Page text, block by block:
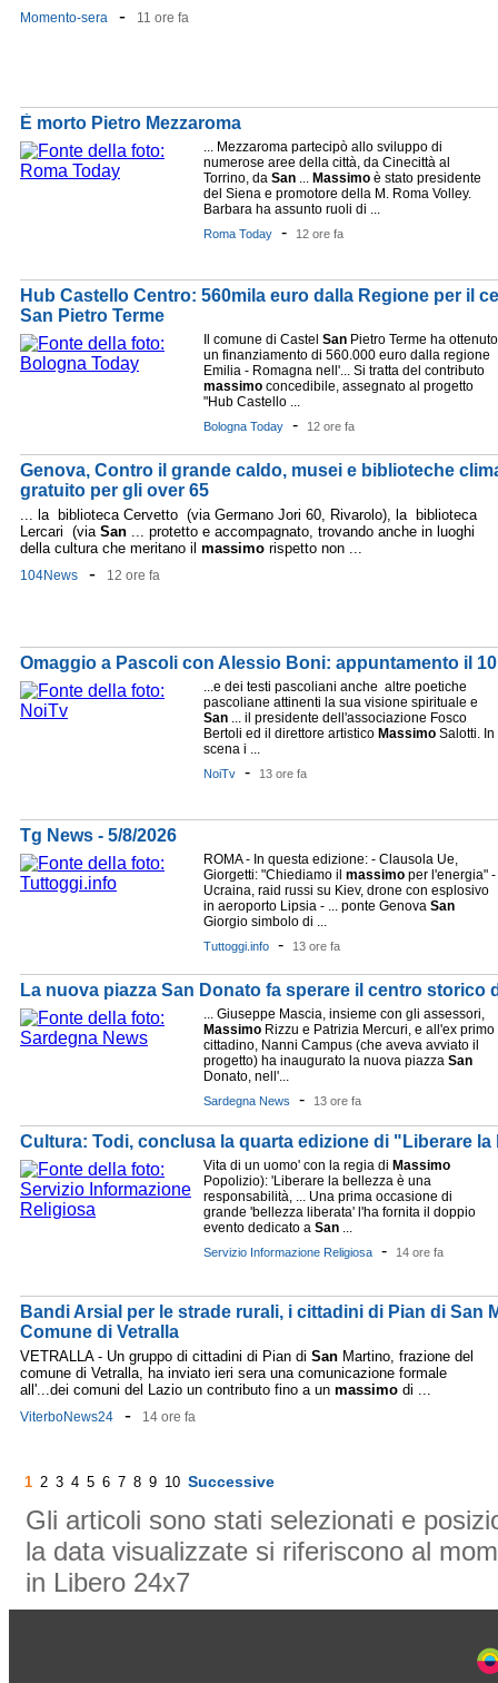
Momento-sera - 11 ore fa
È morto Pietro Mezzaroma
... Mezzaroma partecipò allo sviluppo di
numerose aree della città, da Cinecittà al
Torrino, da San ... Massimo è stato presidente
del Siena e promotore della M. Roma Volley.
Barbara ha assunto ruoli di ...
Roma Today - 12 ore fa
Hub Castello Centro: 560mila euro dalla Regione per il
San Pietro Terme
Il comune di Castel San Pietro Terme ha ottenuto
un finanziamento di 560.000 euro dalla regione
Emilia - Romagna nell'... Si tratta del contributo
massimo concedibile, assegnato al progetto
"Hub Castello ...
Bologna Today - 12 ore fa
Genova, Contro il grande caldo, musei e biblioteche
gratuito per gli over 65
... la biblioteca Cervetto (via Germano Jori 60, Rivarolo), la biblioteca
Lercari (via San ... protetto e accompagnato, trovando anche in luoghi
della cultura che meritano il massimo rispetto non ...
104News - 12 ore fa
Omaggio a Pascoli con Alessio Boni: appuntamento il
...e dei testi pascoliani anche altre poetiche
pascoliane attinenti la sua visione spirituale e
San ... il presidente dell'associazione Fosco
Bertoli ed il direttore artistico Massimo Salotti. In
scena i ...
NoiTv - 13 ore fa
Tg News - 5/8/2026
ROMA - In questa edizione: - Clausola Ue,
Giorgetti: "Chiediamo il massimo per l'energia" -
Ucraina, raid russi su Kiev, drone con esplosivo
in aeroporto Lipsia - ... ponte Genova San
Giorgio simbolo di ...
Tuttoggi.info - 13 ore fa
La nuova piazza San Donato fa sperare il centro storico
... Giuseppe Mascia, insieme con gli assessori,
Massimo Rizzu e Patrizia Mercuri, e all'ex primo
cittadino, Nanni Campus (che aveva avviato il
progetto) ha inaugurato la nuova piazza San
Donato, nell'...
Sardegna News - 13 ore fa
Cultura: Todi, conclusa la quarta edizione di "Liberare la
Vita di un uomo' con la regia di Massimo
Popolizio): 'Liberare la bellezza è una
responsabilità, ... Una prima occasione di
grande 'bellezza liberata' l'ha fornita il doppio
evento dedicato a San ...
Servizio Informazione Religiosa - 14 ore fa
Bandi Arsial per le strade rurali, i cittadini di Pian di San
Comune di Vetralla
VETRALLA - Un gruppo di cittadini di Pian di San Martino, frazione del
comune di Vetralla, ha inviato ieri sera una comunicazione formale
all'...dei comuni del Lazio un contributo fino a un massimo di ...
ViterboNews24 - 14 ore fa
1 2 3 4 5 6 7 8 9 10 Successive
Gli articoli sono stati selezionati e
la data visualizzate si riferiscono al
in Libero 24x7